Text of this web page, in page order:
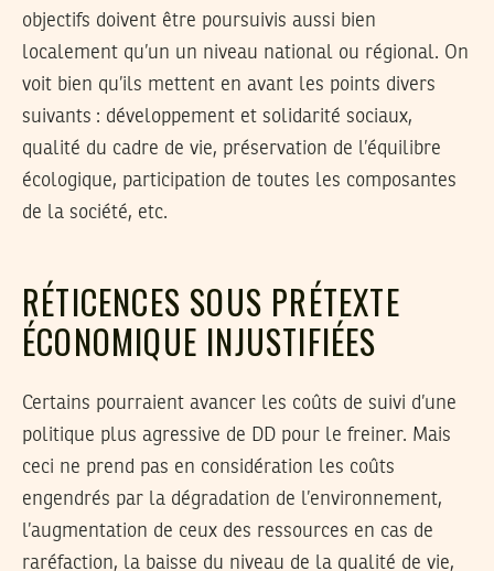
objectifs doivent être poursuivis aussi bien
localement qu’un un niveau national ou régional. On
voit bien qu’ils mettent en avant les points divers
suivants : développement et solidarité sociaux,
qualité du cadre de vie, préservation de l’équilibre
écologique, participation de toutes les composantes
de la société, etc.
RÉTICENCES SOUS PRÉTEXTE
ÉCONOMIQUE INJUSTIFIÉES
Certains pourraient avancer les coûts de suivi d’une
politique plus agressive de DD pour le freiner. Mais
ceci ne prend pas en considération les coûts
engendrés par la dégradation de l’environnement,
l’augmentation de ceux des ressources en cas de
raréfaction, la baisse du niveau de la qualité de vie,